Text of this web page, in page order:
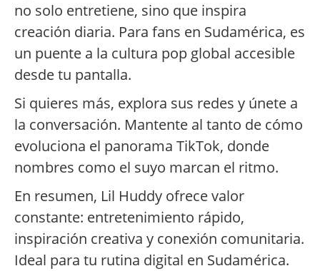
no solo entretiene, sino que inspira
creación diaria. Para fans en Sudamérica, es
un puente a la cultura pop global accesible
desde tu pantalla.
Si quieres más, explora sus redes y únete a
la conversación. Mantente al tanto de cómo
evoluciona el panorama TikTok, donde
nombres como el suyo marcan el ritmo.
En resumen, Lil Huddy ofrece valor
constante: entretenimiento rápido,
inspiración creativa y conexión comunitaria.
Ideal para tu rutina digital en Sudamérica.